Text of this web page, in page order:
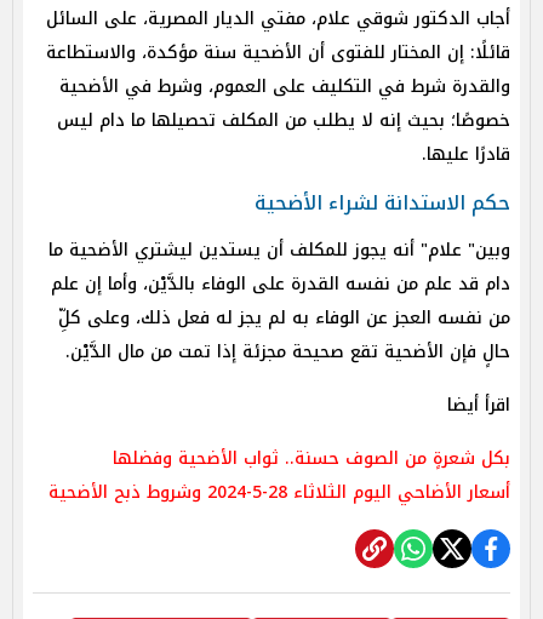
أجاب الدكتور شوقي علام، مفتي الديار المصرية، على السائل
قائلًا: إن المختار للفتوى أن الأضحية سنة مؤكدة، والاستطاعة
والقدرة شرط في التكليف على العموم، وشرط في الأضحية
خصوصًا؛ بحيث إنه لا يطلب من المكلف تحصيلها ما دام ليس
قادرًا عليها.
حكم الاستدانة لشراء الأضحية
وبين" علام" أنه يجوز للمكلف أن يستدين ليشتري الأضحية ما
دام قد علم من نفسه القدرة على الوفاء بالدَّيْن، وأما إن علم
من نفسه العجز عن الوفاء به لم يجز له فعل ذلك، وعلى كلِّ
حالٍ فإن الأضحية تقع صحيحة مجزئة إذا تمت من مال الدَّيْن.
اقرأ أيضا
بكل شعرةٍ من الصوف حسنة.. ثواب الأضحية وفضلها
أسعار الأضاحي اليوم الثلاثاء 28-5-2024 وشروط ذبح الأضحية